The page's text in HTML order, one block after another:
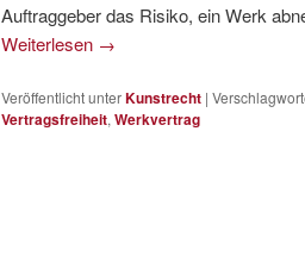
Auftraggeber das Risiko, ein Werk
Weiterlesen →
Veröffentlicht unterKunstrecht |
Vertragsfreiheit, Werkvertrag